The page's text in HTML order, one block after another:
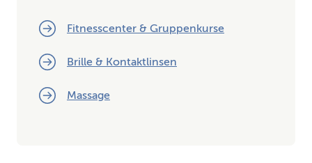
Fitnesscenter & Gruppenkurse
Brille & Kontaktlinsen
Massage